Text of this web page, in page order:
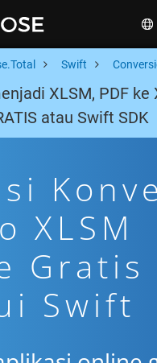
Swift
XLSM, PDF ke
atau Swift SDK
XLSM
Gratis
Swift